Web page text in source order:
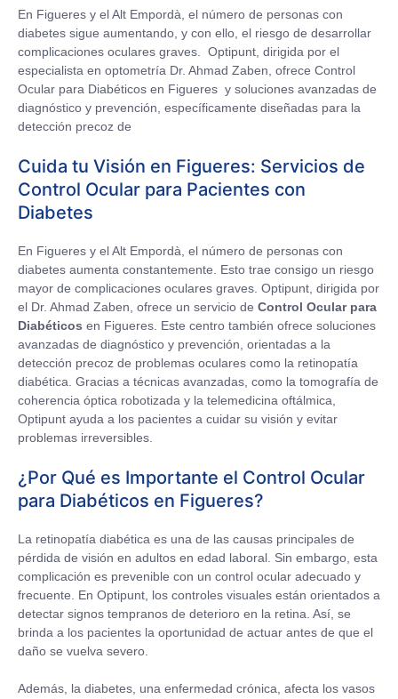
En Figueres y el Alt Empordà, el número de personas con
diabetes sigue aumentando, y con ello, el riesgo de desarrollar
complicaciones oculares graves. Optipunt, dirigida por el
especialista en optometría Dr. Ahmad Zaben, ofrece Control
Ocular para Diabéticos en Figueres y soluciones avanzadas de
diagnóstico y prevención, específicamente diseñadas para la
detección precoz de
Cuida tu Visión en Figueres: Servicios de
Control Ocular para Pacientes con
Diabetes
En Figueres y el Alt Empordà, el número de personas con
diabetes aumenta constantemente. Esto trae consigo un riesgo
mayor de complicaciones oculares graves. Optipunt, dirigida por
el Dr. Ahmad Zaben, ofrece un servicio de Control Ocular para
Diabéticos en Figueres. Este centro también ofrece soluciones
avanzadas de diagnóstico y prevención, orientadas a la
detección precoz de problemas oculares como la retinopatía
diabética. Gracias a técnicas avanzadas, como la tomografía de
coherencia óptica robotizada y la telemedicina oftálmica,
Optipunt ayuda a los pacientes a cuidar su visión y evitar
problemas irreversibles.
¿Por Qué es Importante el Control Ocular
para Diabéticos en Figueres?
La retinopatía diabética es una de las causas principales de
pérdida de visión en adultos en edad laboral. Sin embargo, esta
complicación es prevenible con un control ocular adecuado y
frecuente. En Optipunt, los controles visuales están orientados a
detectar signos tempranos de deterioro en la retina. Así, se
brinda a los pacientes la oportunidad de actuar antes de que el
daño se vuelva severo.
Además, la diabetes, una enfermedad crónica, afecta los vasos